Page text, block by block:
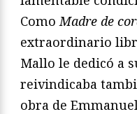
Como Madre de
extraordinario
Mallo le dedicó a
reivindicaba
obra de